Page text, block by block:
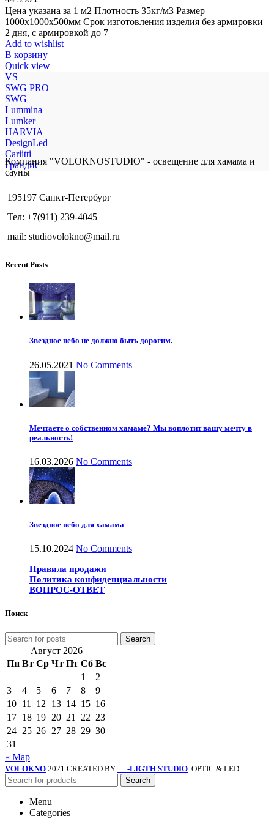
Цена указана за 1 м2 Плотность 35кг/м3 Размер
1000x1000x500мм Срок изготовления изделия без армировки
2 дня, с армировкой до 7
Add to wishlist
В корзину
Quick view
VS
SWG PRO
SWG
Lummina
Lumker
HARVIA
DesignLed
Cariitti
Грандис
Компания "VOLOKNOSTUDIO" - освещение для хамама и
сауны
195197 Санкт-Петербург
Тел: +7(911) 239-4045
mail: studiovolokno@mail.ru
Recent Posts
Звездное небо не должно быть дорогим.
26.05.2021 No Comments
Мечтаете о собственном хамаме? Мы воплотит вашу мечту в
реальность!
16.03.2026 No Comments
Звездное небо для хамама
15.10.2024 No Comments
Правила продажи
Политика конфиденциальности
ВОПРОС-ОТВЕТ
Поиск
Search
Август 2026
Пн Вт Ср Чт Пт Сб Вс
1
2
3
4 5 6 7 8
9
10 11 12 13 14 15 16
17 18 19 20 21 22 23
24 25 26 27 28 29 30
31
« Мар
VOLOKNO 2021 CREATED BY -LIGTH STUDIO . OPTIC & LED.
Search
Menu
Categories